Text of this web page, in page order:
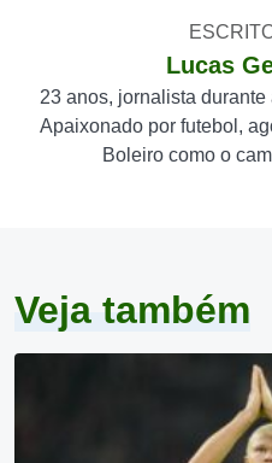
Lucas
23 anos, jornalista
Apaixonado por futebol,
Boleiro como o
Veja também